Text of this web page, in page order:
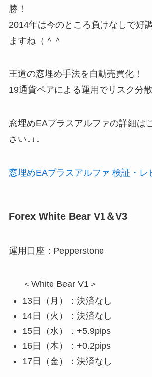
勝！
2014年は今のところ負けなしで好
ますね（＾＾
王道の窓埋め手法を自動売買化！
19通貨ペアによる運用でリスク分
窓埋めEAプラスアルファの詳細は
さい↓↓↓
窓埋めEAプラスアルファ 検証・レ
Forex White Bear V1＆V3
運用口座：Pepperstone
＜White Bear V1＞
13日（月）：決済なし
14日（火）：決済なし
15日（水）：+5.9pips
16日（木）：+0.2pips
17日（金）：決済なし